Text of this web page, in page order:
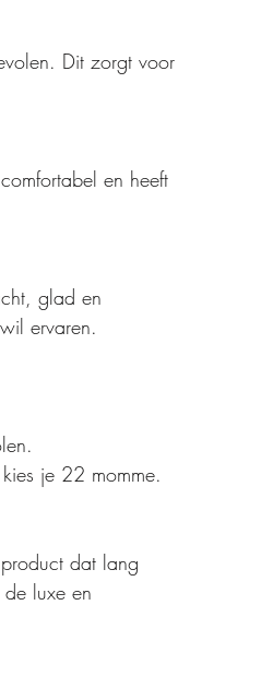
Dit zorgt voor
en heeft
glad en
ervaren.
je 22 momme.
dat lang
luxe en